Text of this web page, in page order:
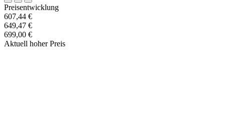
Preisentwicklung
607,44 €
649,47 €
699,00 €
Aktuell hoher Preis